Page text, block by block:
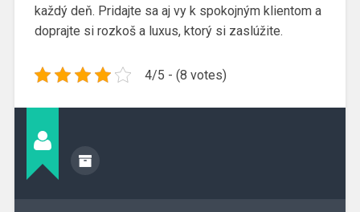
každý deň. Pridajte sa aj vy k spokojným klientom a
doprajte si rozkoš a luxus, ktorý si zaslúžite.
4/5 - (8 votes)